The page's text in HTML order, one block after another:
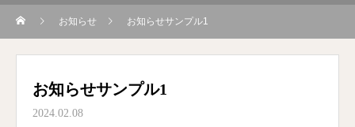
お知らせ お知らせサンプル1
お知らせサンプル1
2024.02.08